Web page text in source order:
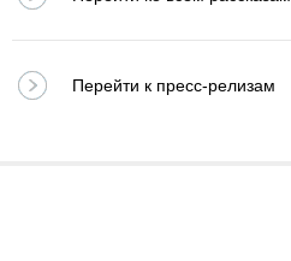
Перейти к пресс-релизам